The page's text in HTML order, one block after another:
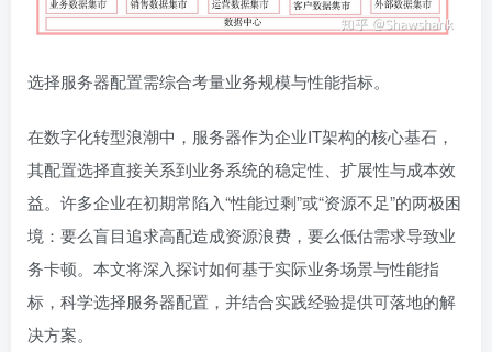
选择服务器配置需综合考量业务规模与性能指标。
在数字化转型浪潮中，服务器作为企业IT架构的核心基石，
其配置选择直接关系到业务系统的稳定性、扩展性与成本效
益。许多企业在初期常陷入“性能过剩”或“资源不足”的两极困
境：要么盲目追求高配造成资源浪费，要么低估需求导致业
务卡顿。本文将深入探讨如何基于实际业务场景与性能指
标，科学选择服务器配置，并结合实践经验提供可落地的解
决方案。